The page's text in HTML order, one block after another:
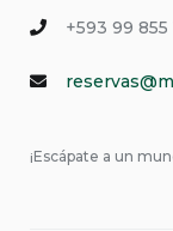
+593 99 855
¡Escápate a un